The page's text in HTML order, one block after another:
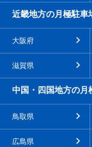
近畿地方の月極駐車
大阪府
滋賀県
中国・四国地方の月
鳥取県
広島県